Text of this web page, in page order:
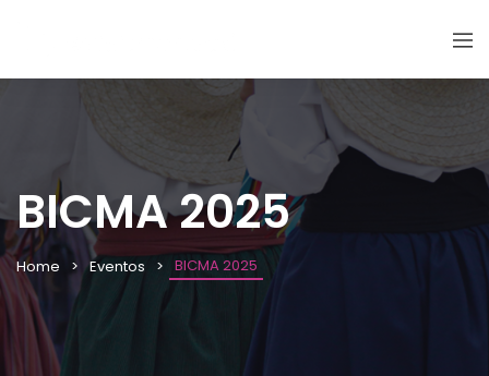
BICMA 2025
Home Eventos BICMA 2025